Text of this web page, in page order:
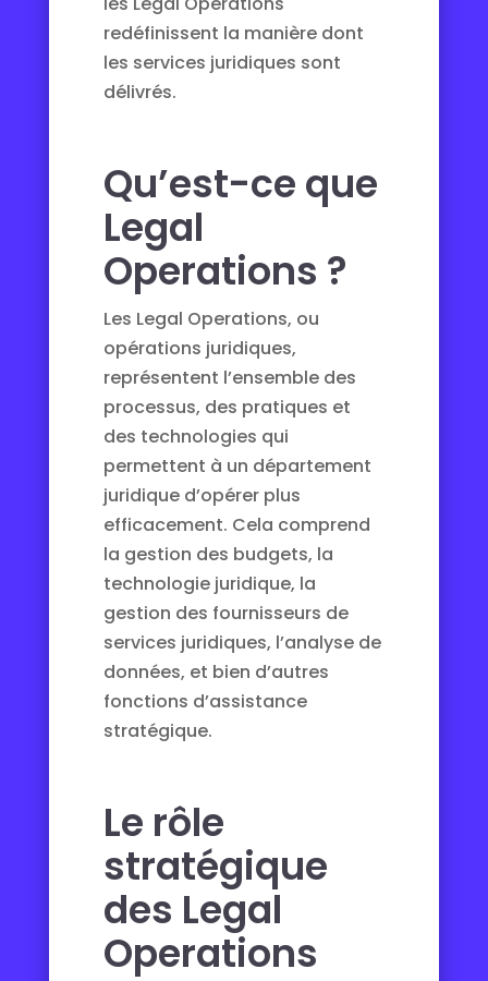
redéfinissent la manière dont
les services juridiques sont
délivrés.
Qu’est-ce que
Legal
Operations ?
Les Legal Operations, ou
opérations juridiques,
représentent l’ensemble des
processus, des pratiques et
des technologies qui
permettent à un département
juridique d’opérer plus
efficacement. Cela comprend
la gestion des budgets, la
technologie juridique, la
gestion des fournisseurs de
services juridiques, l’analyse de
données, et bien d’autres
fonctions d’assistance
stratégique.
Le rôle
stratégique
des Legal
Operations